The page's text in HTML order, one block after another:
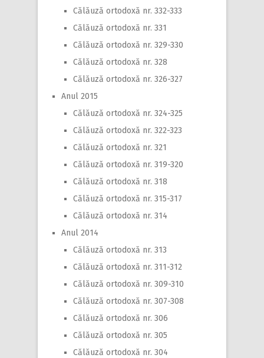
Călăuză ortodoxă nr. 332-333
Călăuză ortodoxă nr. 331
Călăuză ortodoxă nr. 329-330
Călăuză ortodoxă nr. 328
Călăuză ortodoxă nr. 326-327
Anul 2015
Călăuză ortodoxă nr. 324-325
Călăuză ortodoxă nr. 322-323
Călăuză ortodoxă nr. 321
Călăuză ortodoxă nr. 319-320
Călăuză ortodoxă nr. 318
Călăuză ortodoxă nr. 315-317
Călăuză ortodoxă nr. 314
Anul 2014
Călăuză ortodoxă nr. 313
Călăuză ortodoxă nr. 311-312
Călăuză ortodoxă nr. 309-310
Călăuză ortodoxă nr. 307-308
Călăuză ortodoxă nr. 306
Călăuză ortodoxă nr. 305
Călăuză ortodoxă nr. 304